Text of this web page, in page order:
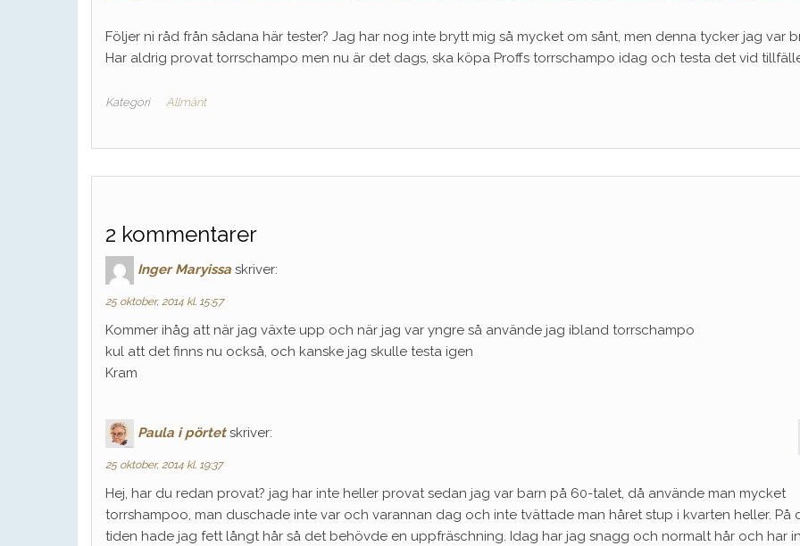
Följer ni råd från sådana här tester? Jag har nog inte brytt mig så mycket om sånt, men denna tycker jag var
Har aldrig provat torrschampo men nu är det dags, ska köpa Proffs torrschampo idag och testa det vid
Kategori Allmänt
2 kommentarer
Inger Maryissa skriver:
25 oktober, 2014 kl. 15:57
Kommer ihåg att när jag växte upp och när jag var yngre så använde jag ibland torrschampo
kul att det finns nu också, och kanske jag skulle testa igen
Kram
Paula i pörtet skriver:
25 oktober, 2014 kl. 19:37
Hej, har du redan provat? jag har inte heller provat sedan jag var barn på 60-talet, då använde man mycket
torrshampoo, man duschade inte var och varannan dag och inte tvättade man håret stup i kvarten heller. På
tiden hade jag fett långt hår så det behövde en uppfräschning. Idag har jag snagg och normalt hår och har